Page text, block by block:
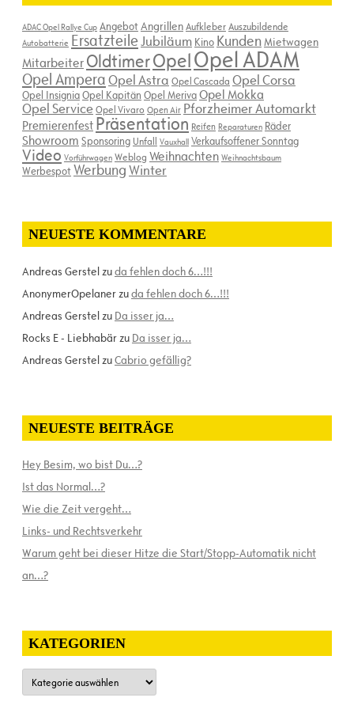
ADAC Opel Rallye Cup AngebotAngrillenAufkleberAuszubildende
Autobatterie ErsatzteileJubiläum Kino KundenMietwagen
Mitarbeiter OldtimerOpelOpel ADAM
Opel AmperaOpel Astra Opel Cascada Opel Corsa
Opel InsigniaOpel Kapitän Opel MerivaOpel Mokka
Opel ServiceOpel Vivaro Open Air Pforzheimer Automarkt
Premierenfest Präsentation Reifen Reparaturen Räder
Showroom Sponsoring Unfall Vauxhall Verkaufsoffener Sonntag
Video Vorführwagen Weblog Weihnachten Weihnachtsbaum
WerbespotWerbungWinter
NEUESTE KOMMENTARE
Andreas Gerstelzuda fehlen doch 6…!!!
AnonymerOpelanerzuda fehlen doch 6…!!!
Andreas Gerstelzu Da isser ja…
Rocks E - Liebhabärzu Da isser ja…
Andreas GerstelzuCabrio gefällig?
NEUESTE BEITRÄGE
Hey Besim, wo bist Du…?
Ist das Normal…?
Wie die Zeit vergeht…
Links- und Rechtsverkehr
Warum geht bei dieser Hitze die Start/Stopp-Automatik nicht
an…?
KATEGORIEN
Kategorien